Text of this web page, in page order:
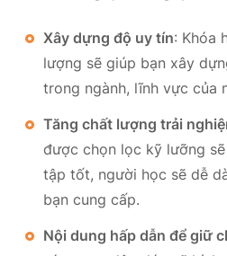
Xây dựng độ uy tín: Khóa
lượng sẽ giúp bạn xây
trong ngành, lĩnh vực của
Tăng chất lượng trải
được chọn lọc kỹ lưỡng
tập tốt, người học sẽ dễ
bạn cung cấp.
Nội dung hấp dẫn để giữ